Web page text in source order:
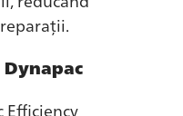
Efficiency